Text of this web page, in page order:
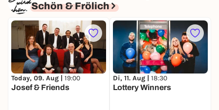
Schön & Frölich
Today, 09. Aug | 19:00
Josef & Friends
Di, 11. Aug | 18:30
Lottery Winners